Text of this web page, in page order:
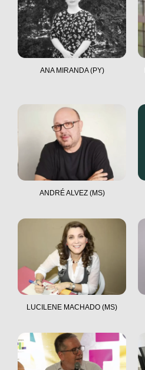
ANA MIRANDA (PY)
ANDRÉ ALVEZ (MS)
LUCILENE MACHADO (MS)